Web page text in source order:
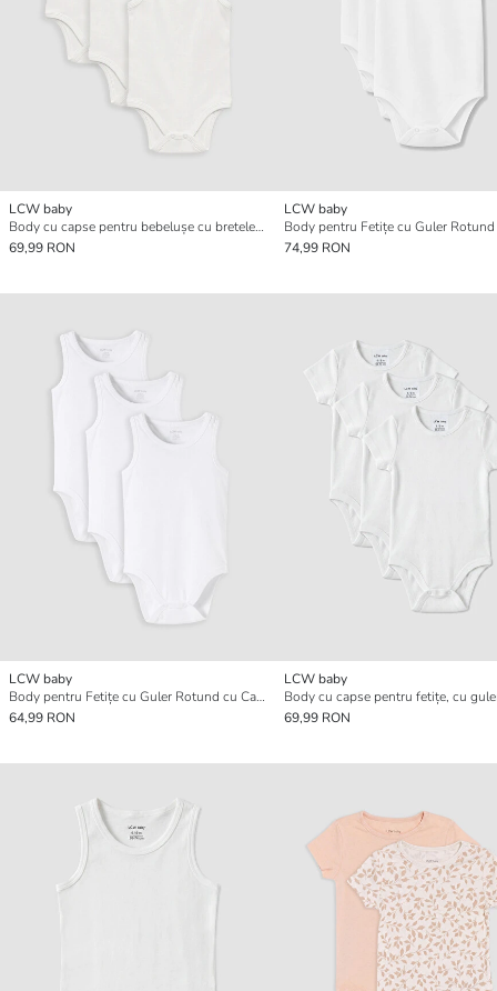
LCW baby
Body cu capse pentru bebelușe cu bretele, set de 3 bucăți
69,99 RON
LCW baby
74,99 RON
LCW baby
Body pentru Fetițe cu Guler Rotund cu Capse, 3 Piese
64,99 RON
LCW baby
69,99 RON